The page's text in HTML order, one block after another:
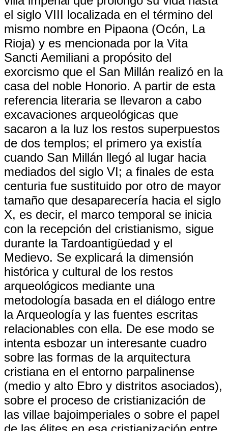
el siglo VIII localizada en el término del
mismo nombre en Pipaona (Ocón, La
Rioja) y es mencionada por la Vita
Sancti Aemiliani a propósito del
exorcismo que el San Millán realizó en la
casa del noble Honorio. A partir de esta
referencia literaria se llevaron a cabo
excavaciones arqueológicas que
sacaron a la luz los restos superpuestos
de dos templos; el primero ya existía
cuando San Millán llegó al lugar hacia
mediados del siglo VI; a finales de esta
centuria fue sustituido por otro de mayor
tamaño que desaparecería hacia el siglo
X, es decir, el marco temporal se inicia
con la recepción del cristianismo, sigue
durante la Tardoantigüedad y el
Medievo. Se explicará la dimensión
histórica y cultural de los restos
arqueológicos mediante una
metodología basada en el diálogo entre
la Arqueología y las fuentes escritas
relacionables con ella. De ese modo se
intenta esbozar un interesante cuadro
sobre las formas de la arquitectura
cristiana en el entorno parpalinense
(medio y alto Ebro y distritos asociados),
sobre el proceso de cristianización de
las villae bajoimperiales o sobre el papel